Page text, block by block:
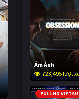
Ám Ảnh
723,495 lượt
FULL HD